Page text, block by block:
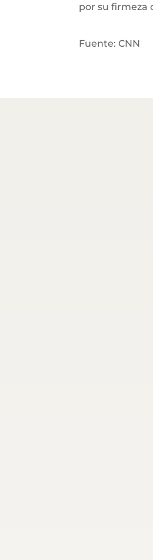
por su firmeza
Fuente: CNN